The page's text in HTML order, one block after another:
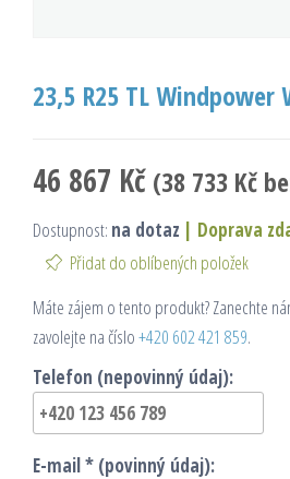
23,5 R25 TL Windpower
46 867 Kč (38 733 Kč
Dostupnost: na dotaz | Doprava
Přidat do oblíbených položek
Máte zájem o tento produkt? Zanechte
zavolejte na číslo+420 602 421 859.
Telefon (nepovinný údaj):
E-mail * (povinný údaj):